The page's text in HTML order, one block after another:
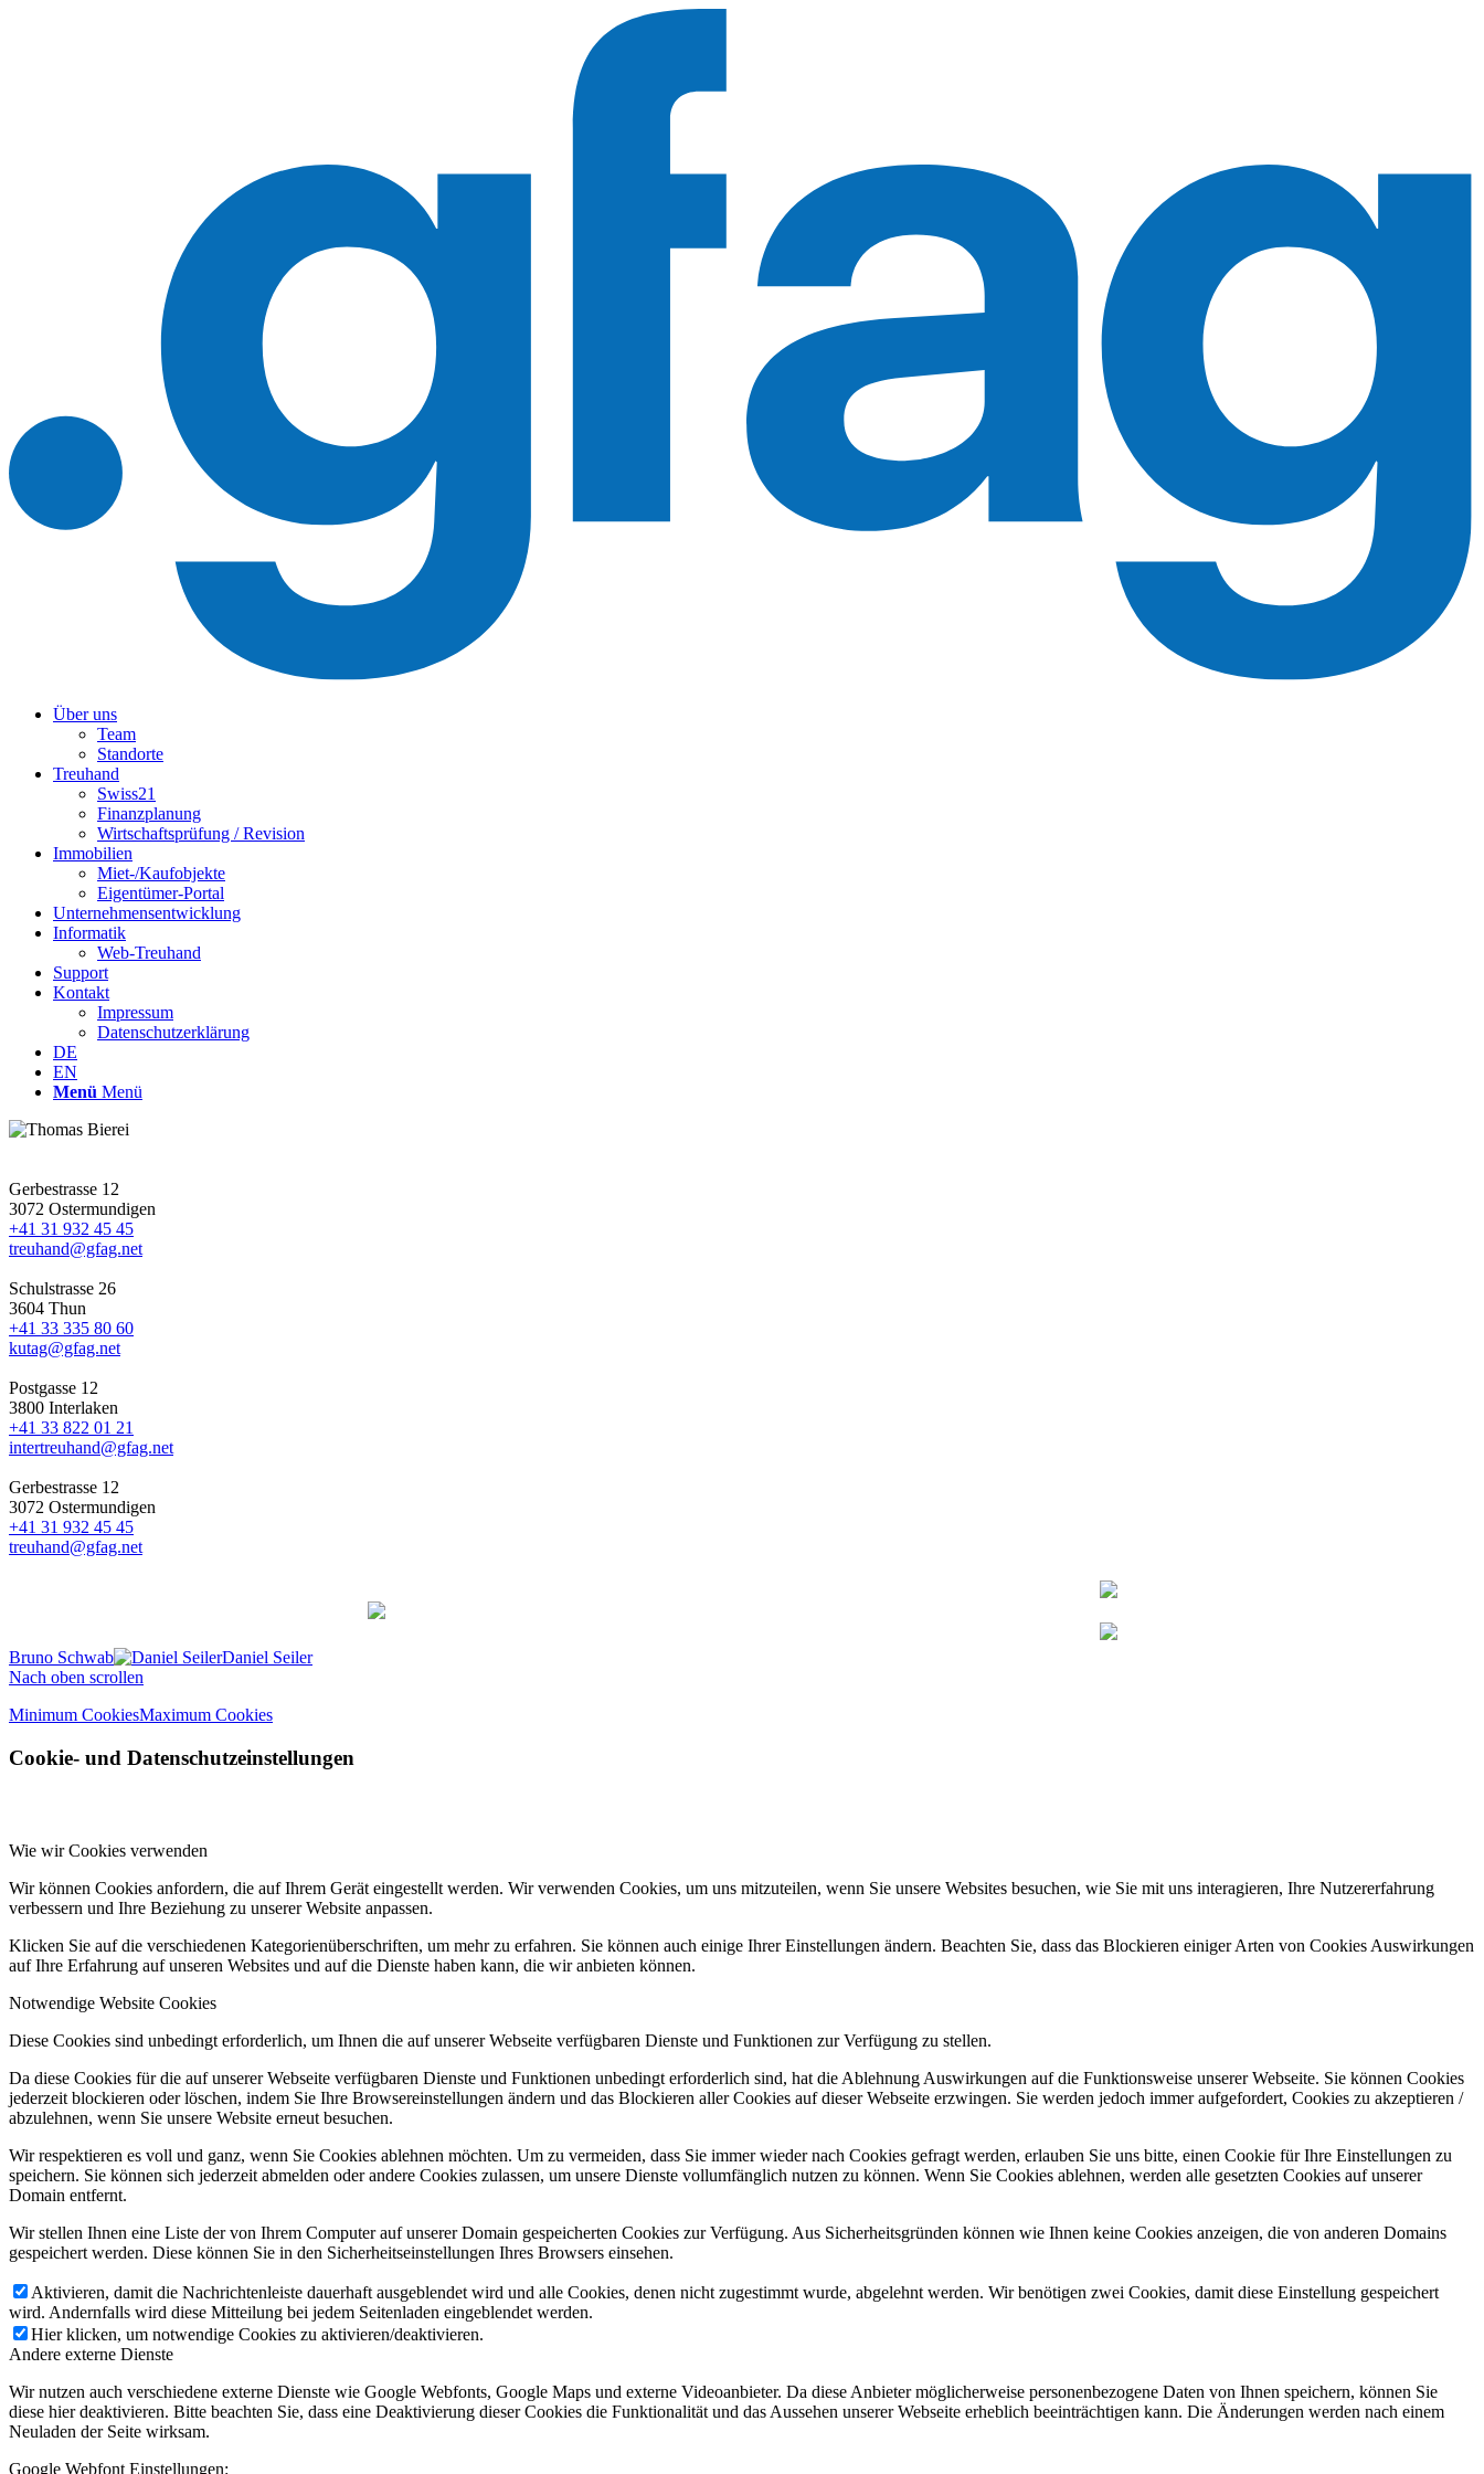
Über uns
Team
Standorte
Treuhand
Swiss21
Finanzplanung
Wirtschaftsprüfung / Revision
Immobilien
Miet-/Kaufobjekte
Eigentümer-Portal
Unternehmensentwicklung
Informatik
Web-Treuhand
Support
Kontakt
Impressum
Datenschutzerklärung
DE
EN
Menü Menü
Gerbestrasse 12
3072 Ostermundigen
+41 31 932 45 45
treuhand@gfag.net
Schulstrasse 26
3604 Thun
+41 33 335 80 60
kutag@gfag.net
Postgasse 12
3800 Interlaken
+41 33 822 01 21
intertreuhand@gfag.net
Gerbestrasse 12
3072 Ostermundigen
+41 31 932 45 45
treuhand@gfag.net
Bruno Schwab
Daniel Seiler
Nach oben scrollen
Minimum CookiesMaximum Cookies
Cookie- und Datenschutzeinstellungen
Wie wir Cookies verwenden
Wir können Cookies anfordern, die auf Ihrem Gerät eingestellt werden. Wir verwenden Cookies, um uns mitzuteilen, wenn Sie unsere Websites besuchen, wie Sie mit uns interagieren, Ihre Nutzererfahrung
verbessern und Ihre Beziehung zu unserer Website anpassen.
Klicken Sie auf die verschiedenen Kategorienüberschriften, um mehr zu erfahren. Sie können auch einige Ihrer Einstellungen ändern. Beachten Sie, dass das Blockieren einiger Arten von Cookies Auswirkungen
auf Ihre Erfahrung auf unseren Websites und auf die Dienste haben kann, die wir anbieten können.
Notwendige Website Cookies
Diese Cookies sind unbedingt erforderlich, um Ihnen die auf unserer Webseite verfügbaren Dienste und Funktionen zur Verfügung zu stellen.
Da diese Cookies für die auf unserer Webseite verfügbaren Dienste und Funktionen unbedingt erforderlich sind, hat die Ablehnung Auswirkungen auf die Funktionsweise unserer Webseite. Sie können Cookies
jederzeit blockieren oder löschen, indem Sie Ihre Browsereinstellungen ändern und das Blockieren aller Cookies auf dieser Webseite erzwingen. Sie werden jedoch immer aufgefordert, Cookies zu akzeptieren /
abzulehnen, wenn Sie unsere Website erneut besuchen.
Wir respektieren es voll und ganz, wenn Sie Cookies ablehnen möchten. Um zu vermeiden, dass Sie immer wieder nach Cookies gefragt werden, erlauben Sie uns bitte, einen Cookie für Ihre Einstellungen zu
speichern. Sie können sich jederzeit abmelden oder andere Cookies zulassen, um unsere Dienste vollumfänglich nutzen zu können. Wenn Sie Cookies ablehnen, werden alle gesetzten Cookies auf unserer
Domain entfernt.
Wir stellen Ihnen eine Liste der von Ihrem Computer auf unserer Domain gespeicherten Cookies zur Verfügung. Aus Sicherheitsgründen können wie Ihnen keine Cookies anzeigen, die von anderen Domains
gespeichert werden. Diese können Sie in den Sicherheitseinstellungen Ihres Browsers einsehen.
Aktivieren, damit die Nachrichtenleiste dauerhaft ausgeblendet wird und alle Cookies, denen nicht zugestimmt wurde, abgelehnt werden. Wir benötigen zwei Cookies, damit diese Einstellung gespeichert
wird. Andernfalls wird diese Mitteilung bei jedem Seitenladen eingeblendet werden.
Hier klicken, um notwendige Cookies zu aktivieren/deaktivieren.
Andere externe Dienste
Wir nutzen auch verschiedene externe Dienste wie Google Webfonts, Google Maps und externe Videoanbieter. Da diese Anbieter möglicherweise personenbezogene Daten von Ihnen speichern, können Sie
diese hier deaktivieren. Bitte beachten Sie, dass eine Deaktivierung dieser Cookies die Funktionalität und das Aussehen unserer Webseite erheblich beeinträchtigen kann. Die Änderungen werden nach einem
Neuladen der Seite wirksam.
Google Webfont Einstellungen: